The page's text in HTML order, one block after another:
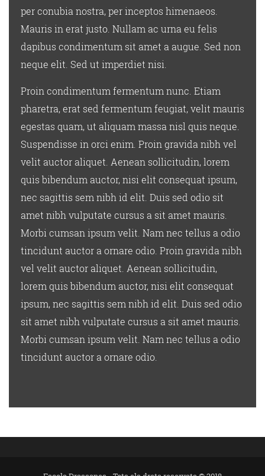
per conubia nostra, per inceptos himenaeos.
Mauris in erat justo. Nullam ac urna eu felis
dapibus condimentum sit amet a augue. Sed non
neque elit. Sed ut imperdiet nisi.
Proin condimentum fermentum nunc. Etiam
pharetra, erat sed fermentum feugiat, velit mauris
egestas quam, ut aliquam massa nisl quis neque.
Suspendisse in orci enim. Proin gravida nibh vel
velit auctor aliquet. Aenean sollicitudin, lorem
quis bibendum auctor, nisi elit consequat ipsum,
nec sagittis sem nibh id elit. Duis sed odio sit
amet nibh vulputate cursus a sit amet mauris.
Morbi cumsan ipsum velit. Nam nec tellus a odio
tincidunt auctor a ornare odio. Proin gravida nibh
vel velit auctor aliquet. Aenean sollicitudin,
lorem quis bibendum auctor, nisi elit consequat
ipsum, nec sagittis sem nibh id elit. Duis sed odio
sit amet nibh vulputate cursus a sit amet mauris.
Morbi cumsan ipsum velit. Nam nec tellus a odio
tincidunt auctor a ornare odio.